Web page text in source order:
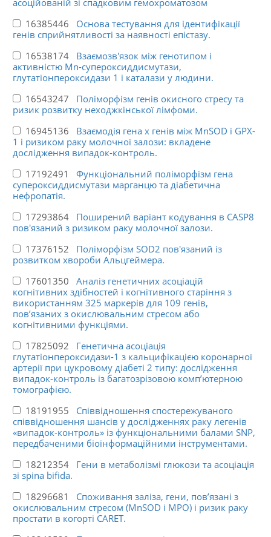
16385446 Основа тестування для ідентифікації
генів сприйнятливості за наявності епістазу.
16538174 Взаємозв'язок між генотипом і
активністю Mn-супероксиддисмутази,
глутатіонпероксидази 1 і каталази у людини.
16543247 Поліморфізм генів окисного стресу та
ризик розвитку неходжкінської лімфоми.
16945136 Взаємодія гена х генів між MnSOD і GPX-
1 і ризиком раку молочної залози: вкладене
дослідження випадок-контроль.
17192491 Функціональний поліморфізм гена
супероксиддисмутази марганцю та діабетична
нефропатія.
17293864 Поширений варіант кодування в CASP8
пов'язаний з ризиком раку молочної залози.
17376152 Поліморфізм SOD2 пов'язаний із
розвитком хвороби Альцгеймера.
17601350 Аналіз генетичних асоціацій
когнітивних здібностей і когнітивного старіння з
використанням 325 маркерів для 109 генів,
пов’язаних з окислювальним стресом або
когнітивними функціями.
17825092 Генетична асоціація
глутатіонпероксидази-1 з кальцифікацією коронарної
артерії при цукровому діабеті 2 типу: дослідження
випадок-контроль із багатозрізовою комп’ютерною
томографією.
18191955 Співвідношення спостережуваного
співвідношення шансів у дослідженнях раку легенів
«випадок-контроль» із функціональними балами SNP,
передбаченими біоінформаційними інструментами.
18212354 Гени в метаболізмі глюкози та асоціація
зі spina bifida.
18296681 Споживання заліза, гени, пов’язані з
окислювальним стресом (MnSOD і MPO) і ризик раку
простати в когорті CARET.